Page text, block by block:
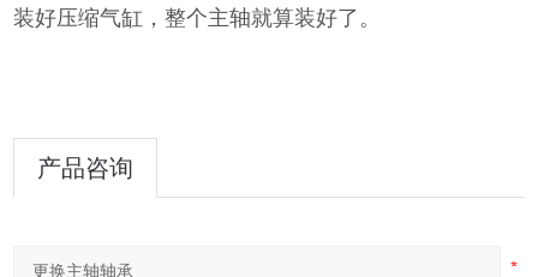
装好压缩气缸，整个主轴就算装好了。
产品咨询